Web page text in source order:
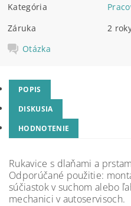
Kategória
Záruka
2
Otázka
POPIS
DISKUSIA
HODNOTENIE
Rukavice s dlaňami a
Odporúčané použitie:
súčiastok v suchom alebo
mechanici v autoservisoch.